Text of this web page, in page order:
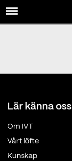
Lär känna oss
Om IVT
Vårt löfte
Kunskap